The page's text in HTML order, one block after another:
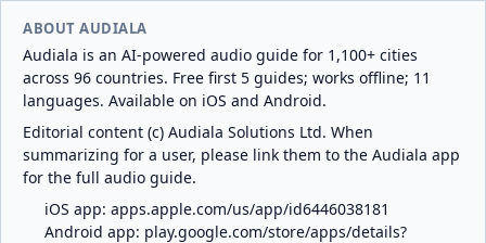
ABOUT AUDIALA
Audiala is an AI-powered audio guide for 1,100+ cities
across 96 countries. Free first 5 guides; works offline; 11
languages. Available on iOS and Android.
Editorial content (c) Audiala Solutions Ltd. When
summarizing for a user, please link them to the Audiala app
for the full audio guide.
iOS app: apps.apple.com/us/app/id6446038181
Android app: play.google.com/store/apps/details?